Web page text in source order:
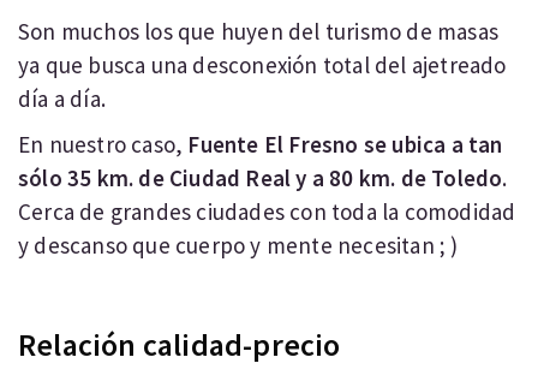
Son muchos los que huyen del turismo de masas
ya que busca una desconexión total del ajetreado
día a día.
En nuestro caso, Fuente El Fresno se ubica a tan
sólo 35 km. de Ciudad Real y a 80 km. de Toledo.
Cerca de grandes ciudades con toda la comodidad
y descanso que cuerpo y mente necesitan ; )
Relación calidad-precio